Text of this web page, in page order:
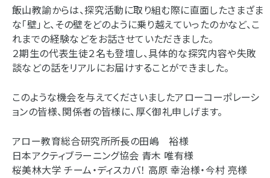
飯山教諭からは、探究活動に取り組む際に直面したさまざま
な「壁」と、その壁をどのように乗り越えていったのかなど、こ
れまでの経験などをお話させていただきました。
２期生の代表生徒２名も登壇し、具体的な探究内容や失敗
談などの話をリアルにお届けすることができました。
このような機会を与えてくださいましたアローコーポレーシ
ョンの皆様、関係者の皆様に、厚く御礼申しげます。
アロー教育総合研究所所長の田嶋 裕様
日本アクティブラーニング協会 青木 唯有様
桜美林大学 チーム・ディスカバ！ 高原 幸治様・今村 亮様